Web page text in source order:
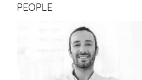
PEOPLE